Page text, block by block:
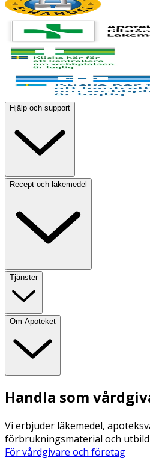
Hjälp och support
Recept och läkemedel
Tjänster
Om Apoteket
Handla som
Vi erbjuder läkemedel,
förbrukningsmaterial och
För vårdgivare och företag